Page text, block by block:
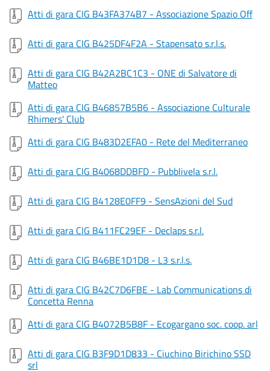
Atti di gara CIG B43FA374B7 - Associazione Spazio Off
Atti di gara CIG B425DF4F2A - Stapensato s.r.l.s.
Atti di gara CIG B42A2BC1C3 - ONE di Salvatore di
Matteo
Atti di gara CIG B46857B5B6 - Associazione Culturale
Rhimers' Club
Atti di gara CIG B483D2EFA0 - Rete del Mediterraneo
Atti di gara CIG B4068DDBFD - Pubblivela s.r.l.
Atti di gara CIG B4128E0FF9 - SensAzioni del Sud
Atti di gara CIG B411FC29EF - Declaps s.r.l.
Atti di gara CIG B46BE1D1D8 - L3 s.r.l.s.
Atti di gara CIG B42C7D6FBE - Lab Communications di
Concetta Renna
Atti di gara CIG B4072B5B8F - Ecogargano soc. coop. arl
Atti di gara CIG B3F9D1D833 - Ciuchino Birichino SSD
srl